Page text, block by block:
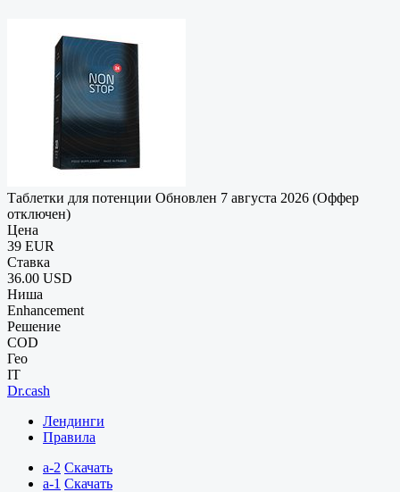
Таблетки для потенции Обновлен 7 августа 2026 (Оффер
отключен)
Цена
39 EUR
Ставка
36.00 USD
Ниша
Enhancement
Решение
COD
Гео
IT
Dr.cash
Лендинги
Правила
a-2 Скачать
a-1 Скачать